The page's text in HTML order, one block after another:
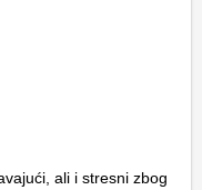
ali i stresni zbog